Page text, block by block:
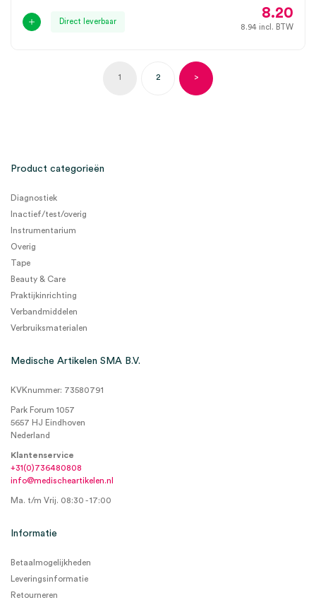
Direct leverbaar
8.20
8.94 incl. BTW
1 2 >
Product categorieën
Diagnostiek
Inactief/test/overig
Instrumentarium
Overig
Tape
Beauty & Care
Praktijkinrichting
Verbandmiddelen
Verbruiksmaterialen
Medische Artikelen SMA B.V.
KVKnummer: 73580791
Park Forum 1057
5657 HJ Eindhoven
Nederland
Klantenservice
+31(0)736480808
info@medischeartikelen.nl
Ma. t/m Vrij. 08:30 - 17:00
Informatie
Betaalmogelijkheden
Leveringsinformatie
Retourneren